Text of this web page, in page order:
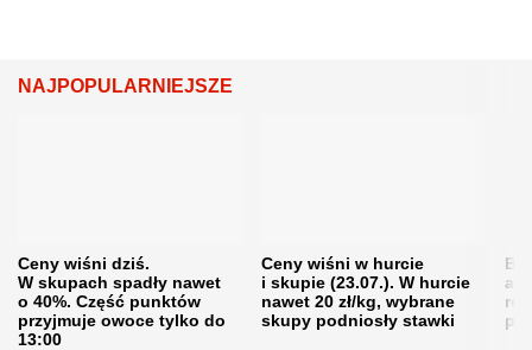
NAJPOPULARNIEJSZE
Ceny wiśni dziś.
W skupach spadły nawet
o 40%. Część punktów
przyjmuje owoce tylko do
13:00
Ceny wiśni w hurcie
i skupie (23.07.). W hurcie
nawet 20 zł/kg, wybrane
skupy podniosły stawki